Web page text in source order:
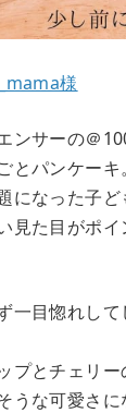
様
ンサーの＠
とパンケーキ。
になった子
見た目がポ
一目惚れし
プとチェリ
うな可愛さに